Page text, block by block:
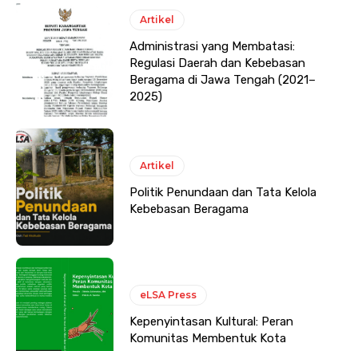
Artikel
Administrasi yang Membatasi:
Regulasi Daerah dan Kebebasan
Beragama di Jawa Tengah (2021–
2025)
Artikel
Politik Penundaan dan Tata Kelola
Kebebasan Beragama
eLSA Press
Kepenyintasan Kultural: Peran
Komunitas Membentuk Kota